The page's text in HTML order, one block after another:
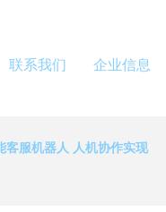
联系我们 企业信息
客服机器人 人机协作实现